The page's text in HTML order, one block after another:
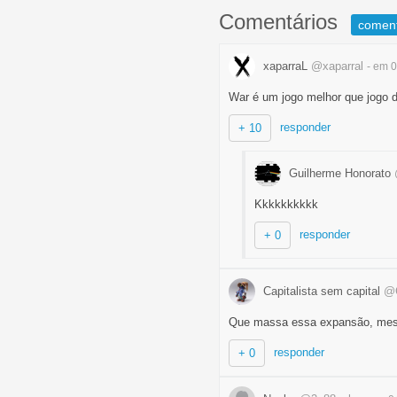
Comentários
xaparraL @xaparral - em
War é um jogo melhor que jogo
+ 10 responder
Guilherme Honorato
Kkkkkkkkkk
+ 0 responder
Capitalista sem capital
Que massa essa expansão,
+ 0 responder